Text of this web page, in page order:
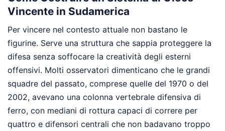
Vincente in Sudamerica
Per vincere nel contesto attuale non bastano le
figurine. Serve una struttura che sappia proteggere la
difesa senza soffocare la creatività degli esterni
offensivi. Molti osservatori dimenticano che le grandi
squadre del passato, comprese quelle del 1970 o del
2002, avevano una colonna vertebrale difensiva di
ferro, con mediani di rottura capaci di correre per
quattro e difensori centrali che non badavano troppo